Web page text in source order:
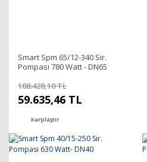
Smart Spm 65/12-340 Sir.
Pompası 780 Watt - DN65
108.428,10 TL
59.635,46 TL
Karşılaştır